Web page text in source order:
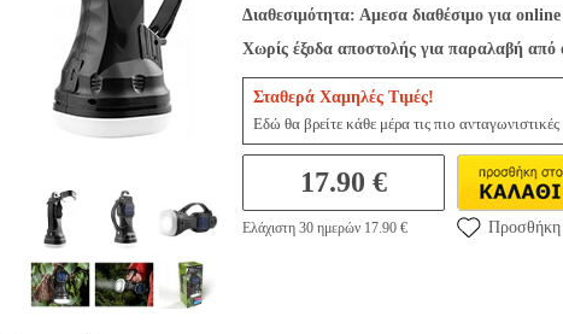
Διαθεσιμότητα: Αμεσα διαθέσιμο για
Χωρίς έξοδα αποστολής για παραλαβή από
Σταθερά Χαμηλές Τιμές!
Εδώ θα βρείτε κάθε μέρα τις πιο ανταγωνιστικές
17.90 €
Ελάχιστη 30 ημερών 17.90 €